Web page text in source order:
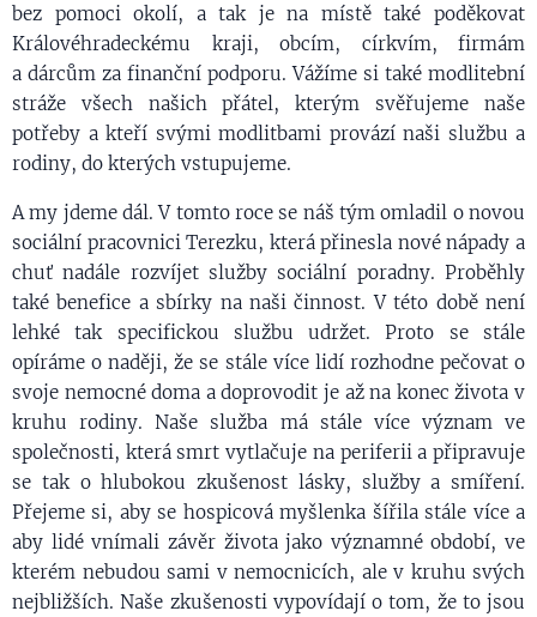
bez pomoci okolí, a tak je na místě také poděkovat
Královéhradeckému kraji, obcím, církvím, firmám
a dárcům za finanční podporu. Vážíme si také modlitební
stráže všech našich přátel, kterým svěřujeme naše
potřeby a kteří svými modlitbami provází naši službu a
rodiny, do kterých vstupujeme.
A my jdeme dál. V tomto roce se náš tým omladil o novou
sociální pracovnici Terezku, která přinesla nové nápady a
chuť nadále rozvíjet služby sociální poradny. Proběhly
také benefice a sbírky na naši činnost. V této době není
lehké tak specifickou službu udržet. Proto se stále
opíráme o naději, že se stále více lidí rozhodne pečovat o
svoje nemocné doma a doprovodit je až na konec života v
kruhu rodiny. Naše služba má stále více význam ve
společnosti, která smrt vytlačuje na periferii a připravuje
se tak o hlubokou zkušenost lásky, služby a smíření.
Přejeme si, aby se hospicová myšlenka šířila stále více a
aby lidé vnímali závěr života jako významné období, ve
kterém nebudou sami v nemocnicích, ale v kruhu svých
nejbližších. Naše zkušenosti vypovídají o tom, že to jsou